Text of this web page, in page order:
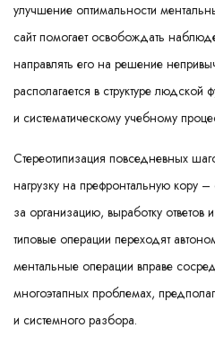
улучшение оптимальности
сайт помогает освобождать
направлять его на решение
располагается в структуре
и систематическому учебному
Стереотипизация повседневных
нагрузку на префронтальную кору
за организацию, выработку ответов
типовые операции переходят
ментальные операции вправе
многоэтапных проблемах,
и системного разбора.